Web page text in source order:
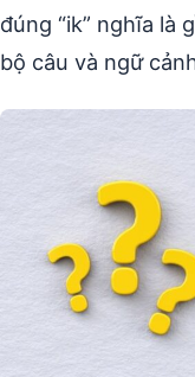
đúng “ik” nghĩa là
bộ câu và ngữ